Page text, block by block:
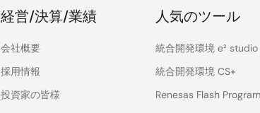
経営/決算/業績
会社概要
採用情報
投資家の皆様
人気のツール
統合開発環境 e² studio
統合開発環境 CS+
Renesas Flash